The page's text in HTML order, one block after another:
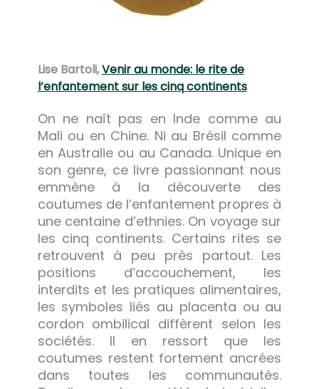
Lise Bartoli,Venir au monde: le rite de
l’enfantement sur les cinq continents
On ne naît pas en Inde comme au
Mali ou en Chine. Ni au Brésil comme
en Australie ou au Canada. Unique en
son genre, ce livre passionnant nous
emmène à la découverte des
coutumes de l’enfantement propres à
une centaine d’ethnies. On voyage sur
les cinq continents. Certains rites se
retrouvent à peu près partout. Les
positions d’accouchement, les
interdits et les pratiques alimentaires,
les symboles liés au placenta ou au
cordon ombilical diffèrent selon les
sociétés. II en ressort que les
coutumes restent fortement ancrées
dans toutes les communautés.